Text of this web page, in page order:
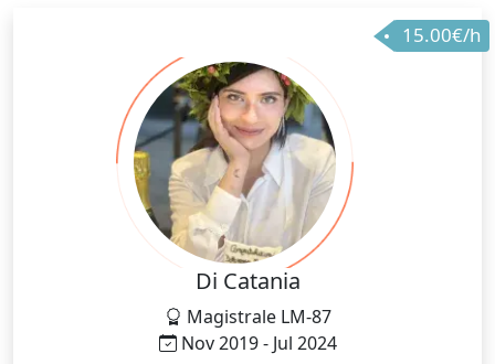
15.00€/h
Di Catania
Magistrale LM-87
Nov 2019 - Jul 2024